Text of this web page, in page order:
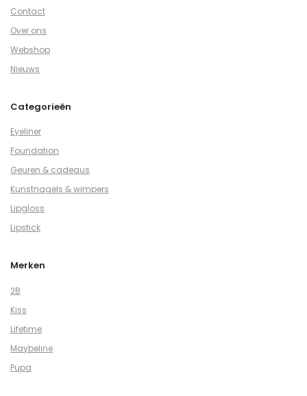
Contact
Over ons
Webshop
Nieuws
Categorieën
Eyeliner
Foundation
Geuren & cadeaus
Kunstnagels & wimpers
Lipgloss
Lipstick
Merken
2B
Kiss
Lifetime
Maybeline
Pupa